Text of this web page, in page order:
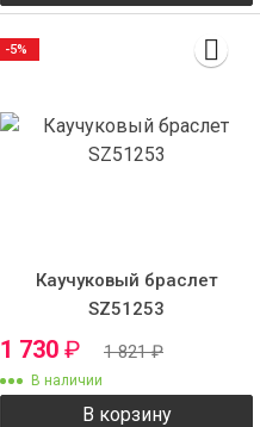
Каучуковый браслет
SZ51253
1 730 ₽ 1 821₽
В наличии
В корзину
-5%